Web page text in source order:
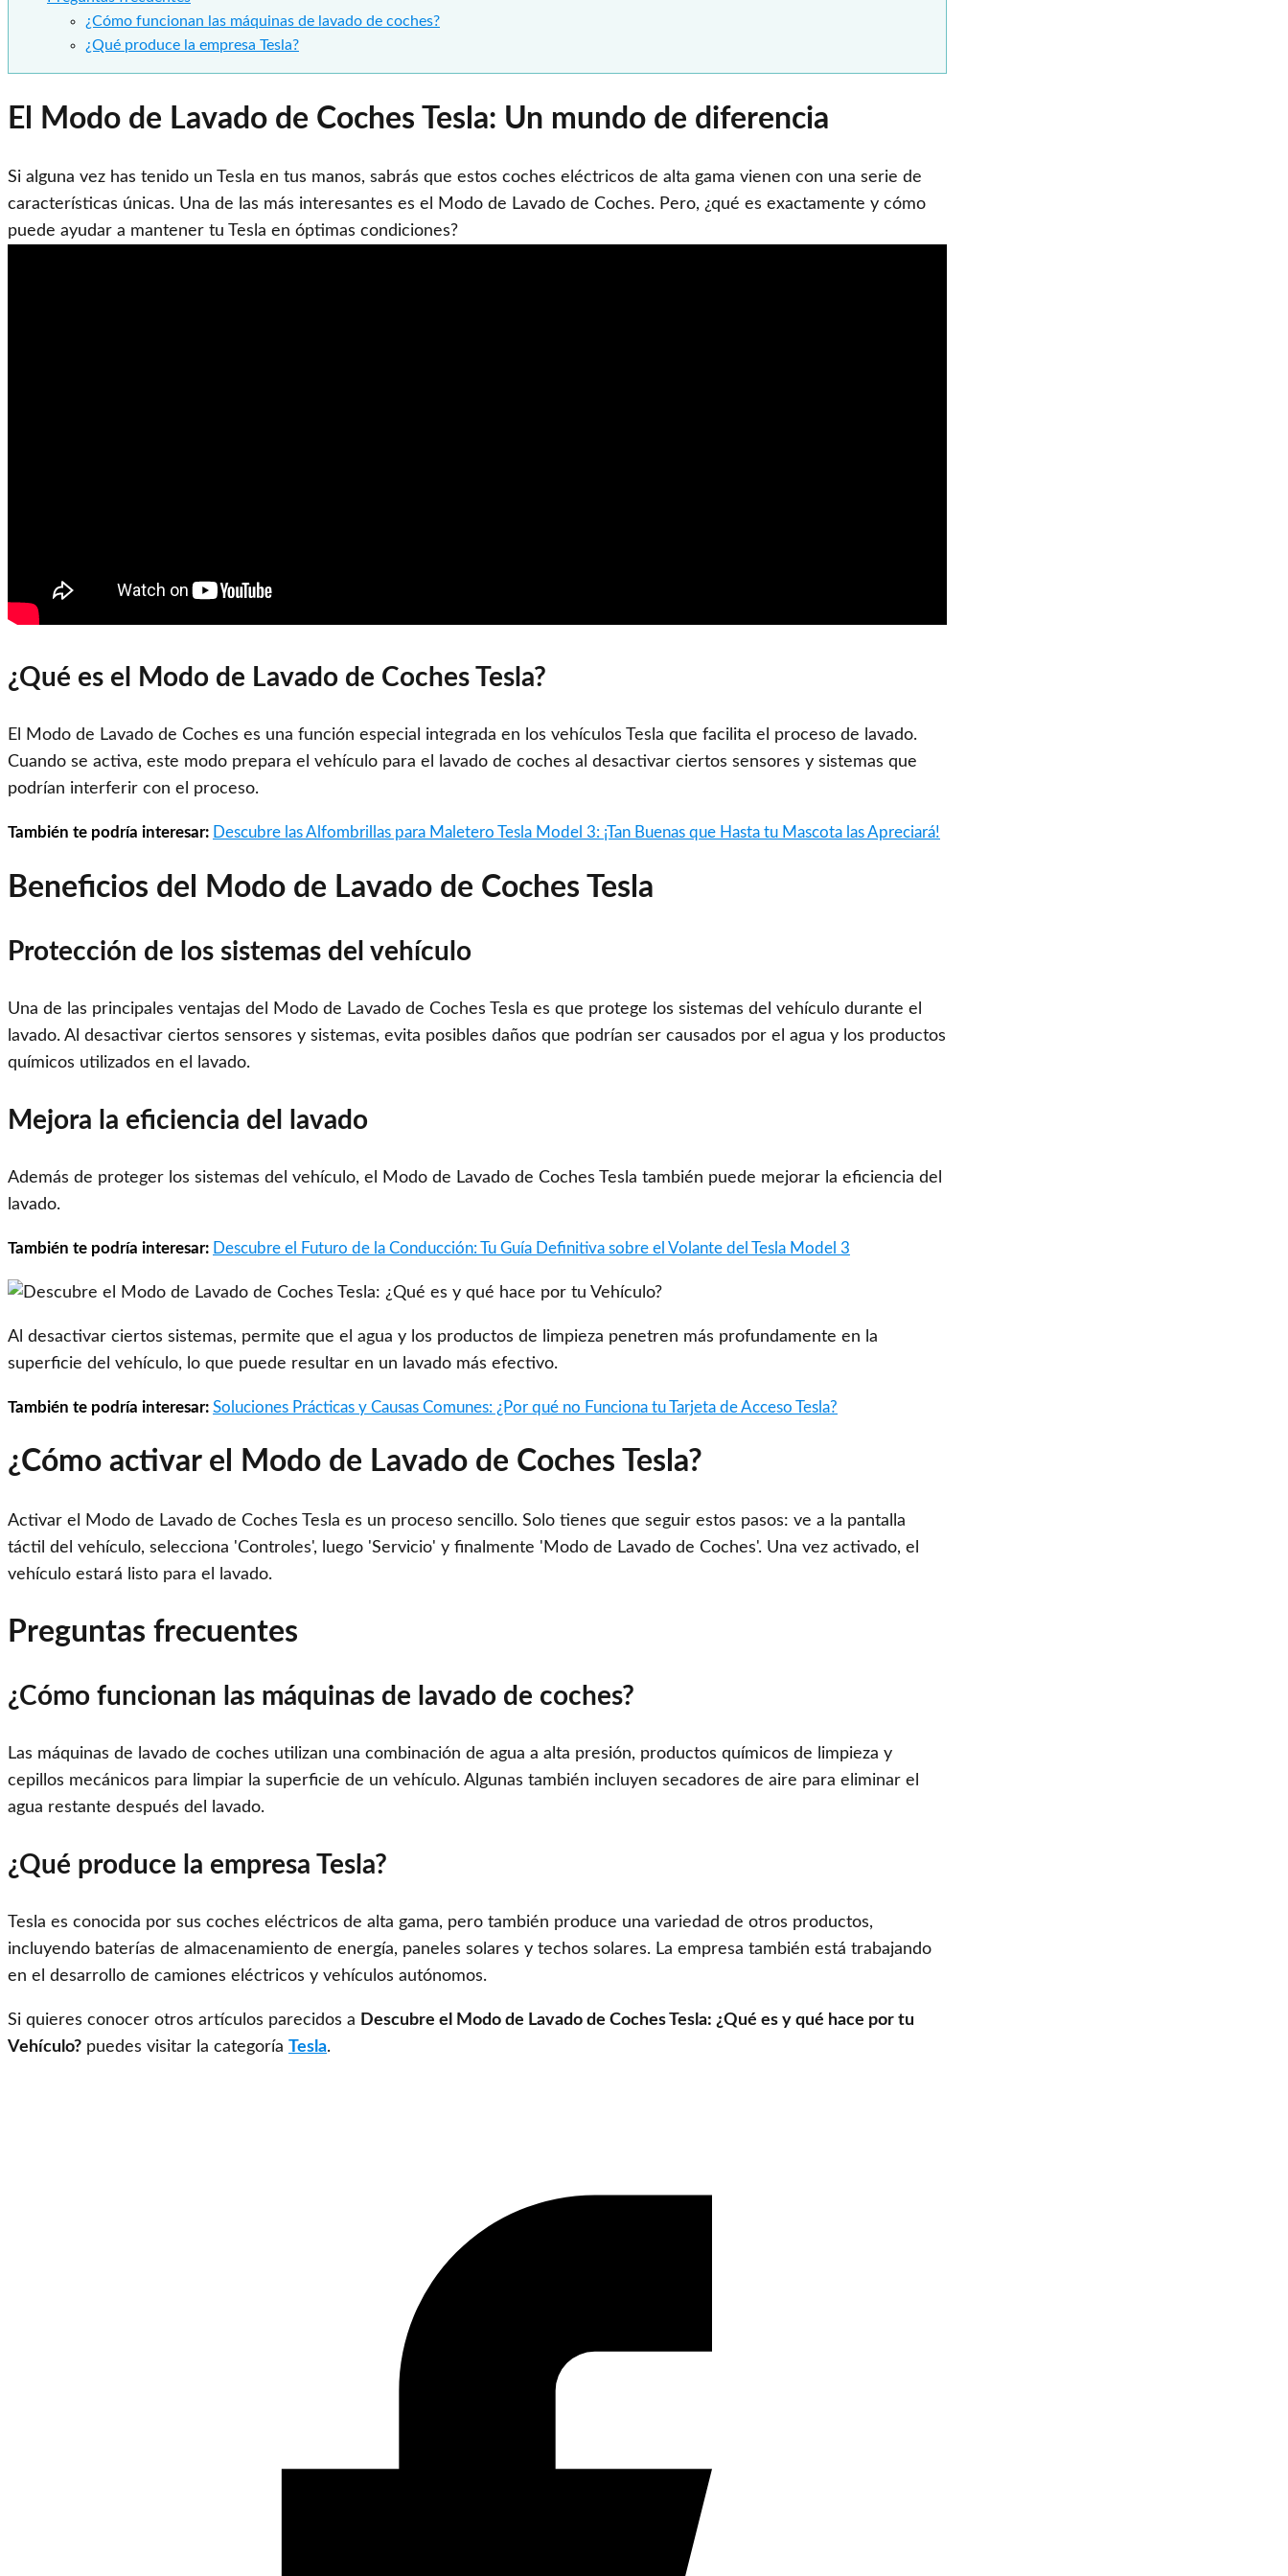
¿Cómo funcionan las máquinas de lavado de coches?
¿Qué produce la empresa Tesla?
El Modo de Lavado de Coches Tesla: Un mundo de diferencia
Si alguna vez has tenido un Tesla en tus manos, sabrás que estos coches eléctricos de alta gama vienen con una serie de
características únicas. Una de las más interesantes es el Modo de Lavado de Coches. Pero, ¿qué es exactamente y cómo
puede ayudar a mantener tu Tesla en óptimas condiciones?
¿Qué es el Modo de Lavado de Coches Tesla?
El Modo de Lavado de Coches es una función especial integrada en los vehículos Tesla que facilita el proceso de lavado.
Cuando se activa, este modo prepara el vehículo para el lavado de coches al desactivar ciertos sensores y sistemas que
podrían interferir con el proceso.
También te podría interesar: Descubre las Alfombrillas para Maletero Tesla Model 3: ¡Tan Buenas que Hasta tu Mascota las Apreciará!
Beneficios del Modo de Lavado de Coches Tesla
Protección de los sistemas del vehículo
Una de las principales ventajas del Modo de Lavado de Coches Tesla es que protege los sistemas del vehículo durante el
lavado. Al desactivar ciertos sensores y sistemas, evita posibles daños que podrían ser causados por el agua y los productos
químicos utilizados en el lavado.
Mejora la eficiencia del lavado
Además de proteger los sistemas del vehículo, el Modo de Lavado de Coches Tesla también puede mejorar la eficiencia del
lavado.
También te podría interesar: Descubre el Futuro de la Conducción: Tu Guía Definitiva sobre el Volante del Tesla Model 3
Al desactivar ciertos sistemas, permite que el agua y los productos de limpieza penetren más profundamente en la
superficie del vehículo, lo que puede resultar en un lavado más efectivo.
También te podría interesar: Soluciones Prácticas y Causas Comunes: ¿Por qué no Funciona tu Tarjeta de Acceso Tesla?
¿Cómo activar el Modo de Lavado de Coches Tesla?
Activar el Modo de Lavado de Coches Tesla es un proceso sencillo. Solo tienes que seguir estos pasos: ve a la pantalla
táctil del vehículo, selecciona 'Controles', luego 'Servicio' y finalmente 'Modo de Lavado de Coches'. Una vez activado, el
vehículo estará listo para el lavado.
Preguntas frecuentes
¿Cómo funcionan las máquinas de lavado de coches?
Las máquinas de lavado de coches utilizan una combinación de agua a alta presión, productos químicos de limpieza y
cepillos mecánicos para limpiar la superficie de un vehículo. Algunas también incluyen secadores de aire para eliminar el
agua restante después del lavado.
¿Qué produce la empresa Tesla?
Tesla es conocida por sus coches eléctricos de alta gama, pero también produce una variedad de otros productos,
incluyendo baterías de almacenamiento de energía, paneles solares y techos solares. La empresa también está trabajando
en el desarrollo de camiones eléctricos y vehículos autónomos.
Si quieres conocer otros artículos parecidos a Descubre el Modo de Lavado de Coches Tesla: ¿Qué es y qué hace por tu
Vehículo? puedes visitar la categoría Tesla.